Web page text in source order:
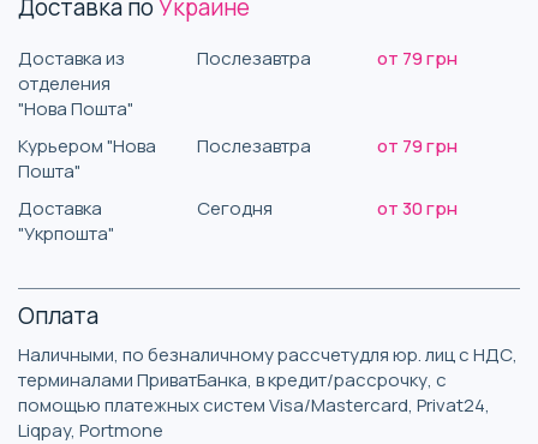
Доставка поУкраине
Доставка из
отделения
"Нова Пошта"
Послезавтра от 79 грн
Курьером "Нова
Пошта"
Послезавтра от 79 грн
Доставка
"Укрпошта"
Сегодня от 30 грн
Оплата
Наличными, по безналичному рассчетудля юр. лиц с НДС,
терминалами ПриватБанка, в кредит/рассрочку, с
помощью платежных систем Visa/Mastercard, Privat24,
Liqpay, Portmone